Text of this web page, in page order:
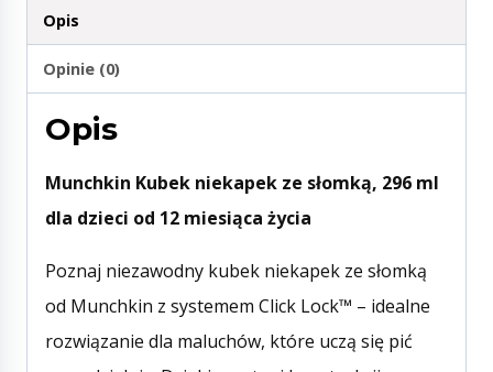
Opis
Opinie (0)
Opis
Munchkin Kubek niekapek ze słomką, 296 ml
dla dzieci od 12 miesiąca życia
Poznaj niezawodny kubek niekapek ze słomką
od Munchkin z systemem Click Lock™ – idealne
rozwiązanie dla maluchów, które uczą się pić